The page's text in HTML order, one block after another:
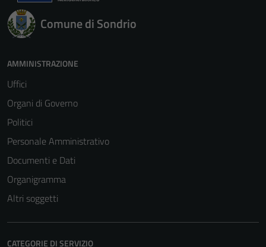
Comune di Sondrio
AMMINISTRAZIONE
Uffici
Organi di Governo
Politici
Personale Amministrativo
Documenti e Dati
Organigramma
Altri soggetti
CATEGORIE DI SERVIZIO